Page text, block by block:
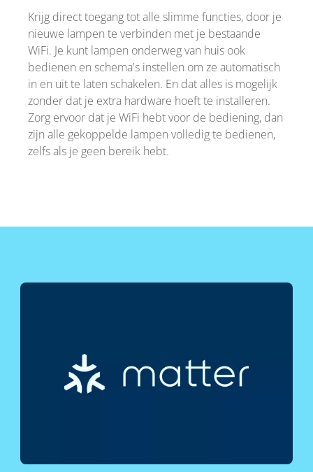
Krijg direct toegang tot alle slimme functies, door je
nieuwe lampen te verbinden met je bestaande
WiFi. Je kunt lampen onderweg van huis ook
bedienen en schema's instellen om ze automatisch
in en uit te laten schakelen. En dat alles is mogelijk
zonder dat je extra hardware hoeft te installeren.
Zorg ervoor dat je WiFi hebt voor de bediening, dan
zijn alle gekoppelde lampen volledig te bedienen,
zelfs als je geen bereik hebt.